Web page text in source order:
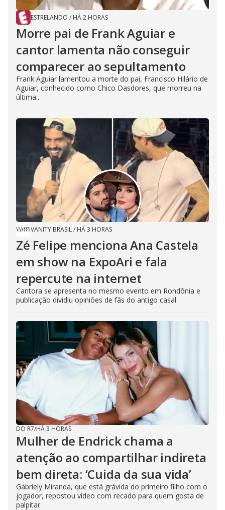
ESTRELANDO / HÁ 2 HORAS
Morre pai de Frank Aguiar e
cantor lamenta não conseguir
comparecer ao sepultamento
Frank Aguiar lamentou a morte do pai, Francisco Hilário de
Aguiar, conhecido como Chico Dasdores, que morreu na
última...
VANITY BRASIL/ HÁ 3 HORAS
Zé Felipe menciona Ana Castela
em show na ExpoAri e fala
repercute na internet
Cantora se apresenta no mesmo evento em Rondônia e
publicação dividiu opiniões de fãs do antigo casal
DO R7/HÁ 3 HORAS
Mulher de Endrick chama a
atenção ao compartilhar indireta
bem direta: ‘Cuida da sua vida’
Gabriely Miranda, que está grávida do primeiro filho com o
jogador, repostou vídeo com recado para quem gosta de
palpitar